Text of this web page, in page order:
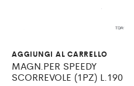
AGGIUNGI AL CARRELLO
MAGN.PER SPEEDY
SCORREVOLE (1PZ) L.190